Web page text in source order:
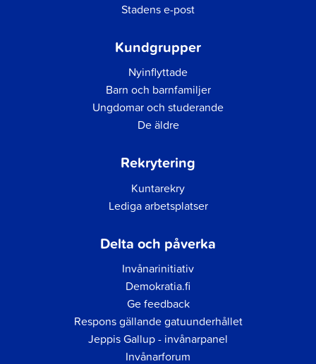
Stadens e-post
Kundgrupper
Nyinflyttade
Barn och barnfamiljer
Ungdomar och studerande
De äldre
Rekrytering
Kuntarekry
Lediga arbetsplatser
Delta och påverka
Invånarinitiativ
Demokratia.fi
Ge feedback
Respons gällande gatuunderhållet
Jeppis Gallup - invånarpanel
Invånarforum